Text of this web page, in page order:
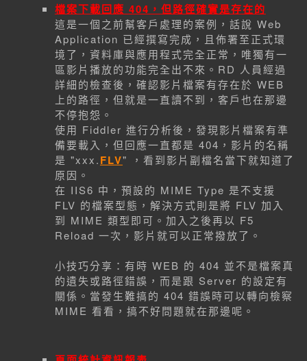
檔案下載回應 404，但路徑確實是存在的
這是一個之前幫客戶處理的案例，話說 Web
Application 已經撰寫完成，且佈署至正式環
境了，資料庫與應用程式完全正常，唯獨有一
區影片播放的功能完全出不來。RD 人員經過
詳細的檢查後，確認影片檔案有存在於 WEB
上的路徑，但就是一直讀不到，客戶也在那邊
不停抱怨。
使用 Fiddler 進行分析後，發現影片檔案有準
備要載入，但回應一直都是 404，影片的名稱
是 "xxx.FLV" ，看到影片副檔名當下就知道了
原因。
在 IIS6 中，預設的 MIME Type 是不支援
FLV 的檔案型態，解決方式則是將 FLV 加入
到 MIME 類型即可。加入之後再以 F5
Reload 一次，影片就可以正常撥放了。
小技巧分享：有時 WEB 的 404 並不是檔案真
的遺失或路徑錯誤，而是跟 Server 的設定有
關係。當發生難搞的 404 錯誤時可以轉向檢察
MIME 看看，搞不好問題就在那邊呢。